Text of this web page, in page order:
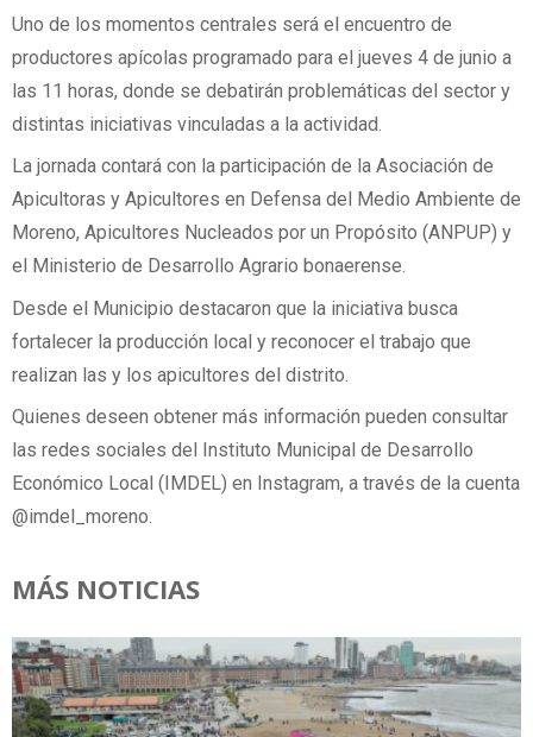
Uno de los momentos centrales será el encuentro de
productores apícolas programado para el jueves 4 de junio a
las 11 horas, donde se debatirán problemáticas del sector y
distintas iniciativas vinculadas a la actividad.
La jornada contará con la participación de la Asociación de
Apicultoras y Apicultores en Defensa del Medio Ambiente de
Moreno, Apicultores Nucleados por un Propósito (ANPUP) y
el Ministerio de Desarrollo Agrario bonaerense.
Desde el Municipio destacaron que la iniciativa busca
fortalecer la producción local y reconocer el trabajo que
realizan las y los apicultores del distrito.
Quienes deseen obtener más información pueden consultar
las redes sociales del Instituto Municipal de Desarrollo
Económico Local (IMDEL) en Instagram, a través de la cuenta
@imdel_moreno.
MÁS NOTICIAS